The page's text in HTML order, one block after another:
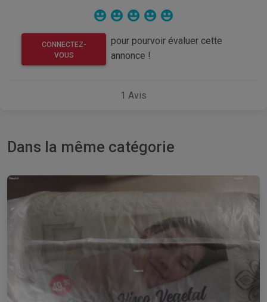
CONNECTEZ-
VOUS
pour pourvoir évaluer cette
annonce !
1 Avis
Dans la même catégorie